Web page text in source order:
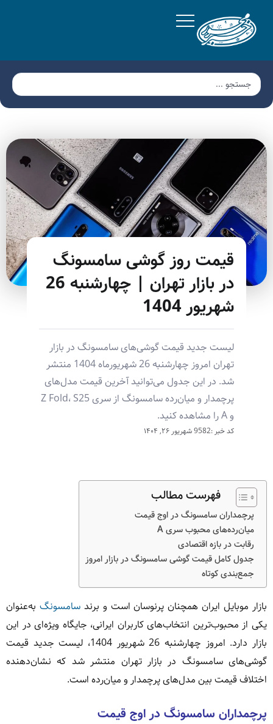
قیمت روز گوشی سامسونگ
در بازار تهران | چهارشنبه 26
شهریور 1404
لیست جدید قیمت گوشی‌های سامسونگ در بازار
تهران امروز چهارشنبه 26 شهریورماه 1404 منتشر
شد. در این جدول می‌توانید آخرین قیمت مدل‌های
پرچمدار و میان‌رده سامسونگ از سری Z Fold، S25
و A را مشاهده کنید.
کد خبر :9582 شهریور ۲۶, ۱۴۰۴
فهرست مطالب
پرچمداران سامسونگ در اوج قیمت
میان‌رده‌های محبوب سری A
رقابت در بازه اقتصادی
جدول کامل قیمت گوشی سامسونگ در بازار امروز
جمع‌بندی کوتاه
بازار موبایل ایران همچنان پرنوسان است و برند سامسونگ به‌عنوان
یکی از محبوب‌ترین انتخاب‌های کاربران ایرانی، جایگاه ویژه‌ای در این
بازار دارد. امروز چهارشنبه 26 شهریور 1404، لیست جدید قیمت
گوشی‌های سامسونگ در بازار تهران منتشر شد که نشان‌دهنده
اختلاف قیمت بین مدل‌های پرچمدار و میان‌رده است.
پرچمداران سامسونگ در اوج قیمت